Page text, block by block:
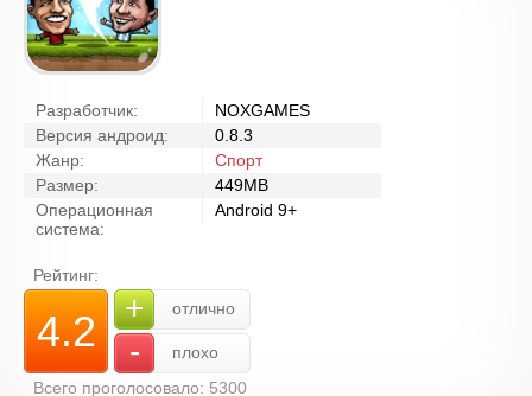
Разработчик:
NOXGAMES
Версия андроид:
0.8.3
Жанр:
Спорт
Размер:
449MB
Операционная
система:
Android 9+
Рейтинг:
4.2 + отлично
-
плохо
Всего проголосовало: 5300